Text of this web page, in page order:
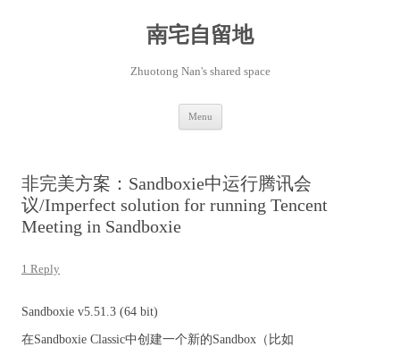
南宅自留地
Zhuotong Nan's shared space
Menu
非完美方案：Sandboxie中运行腾讯会
议/Imperfect solution for running Tencent
Meeting in Sandboxie
1 Reply
Sandboxie v5.51.3 (64 bit)
在Sandboxie Classic中创建一个新的Sandbox（比如